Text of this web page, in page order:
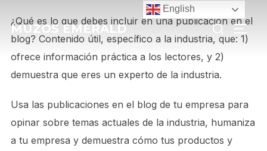
content
MUZOS EMERALD
Search
for:
¿Qué es lo que debes incluir en una publicación en el
blog? Contenido útil, específico a la industria, que: 1)
ofrece información práctica a los lectores, y 2)
demuestra que eres un experto de la industria.
Usa las publicaciones en el blog de tu empresa para
opinar sobre temas actuales de la industria, humaniza
a tu empresa y demuestra cómo tus productos y
English